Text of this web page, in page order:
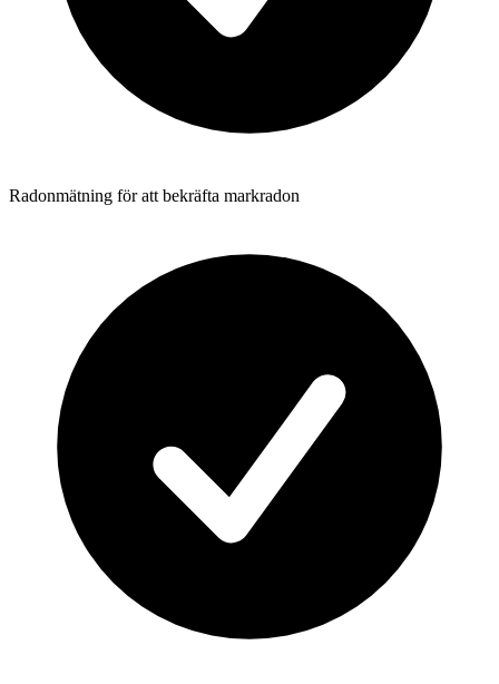
Radonmätning för att bekräfta markradon